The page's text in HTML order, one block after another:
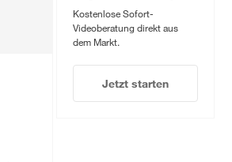
Kostenlose Sofort-
Videoberatung direkt aus
dem Markt.
Jetzt starten